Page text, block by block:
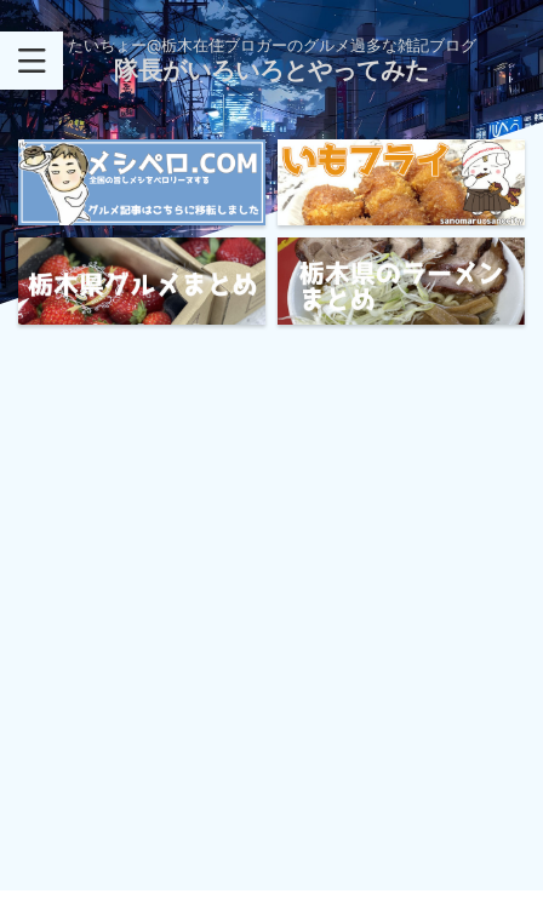
たいちょー@栃木在住ブロガーのグルメ過多な雑記ブログ
隊長がいろいろとやってみた